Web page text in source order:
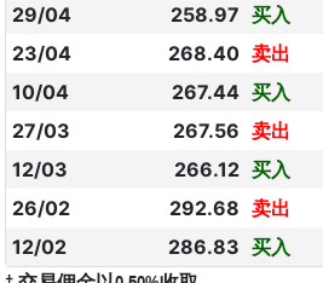
29/04
258.97 买入
23/04
268.40 卖出
10/04
267.44 买入
27/03
267.56 卖出
12/03
266.12 买入
26/02
292.68 卖出
12/02
286.83 买入